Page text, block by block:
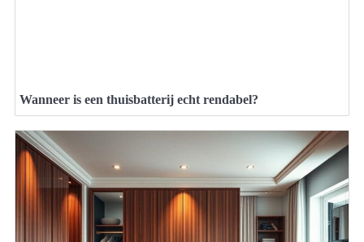
Wanneer is een thuisbatterij echt rendabel?